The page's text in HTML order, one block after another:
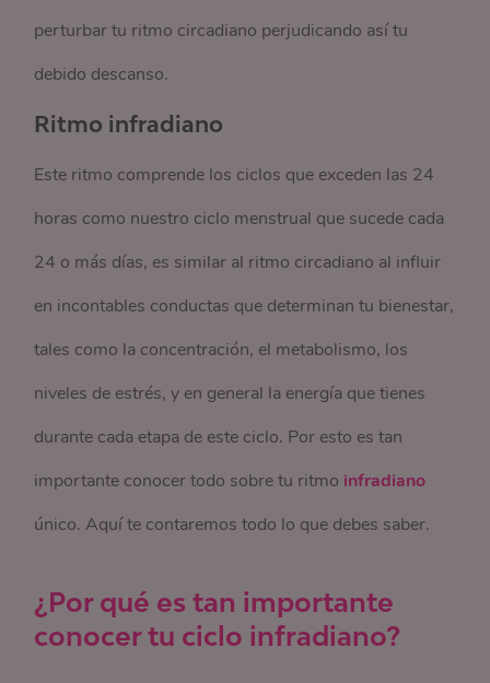
perturbar tu ritmo circadiano perjudicando así tu
debido descanso.
Ritmo infradiano
Este ritmo comprende los ciclos que exceden las 24
horas como nuestro ciclo menstrual que sucede cada
24 o más días, es similar al ritmo circadiano al influir
en incontables conductas que determinan tu bienestar,
tales como la concentración, el metabolismo, los
niveles de estrés, y en general la energía que tienes
durante cada etapa de este ciclo. Por esto es tan
importante conocer todo sobre tu ritmo infradiano
único. Aquí te contaremos todo lo que debes saber.
¿Por qué es tan importante
conocer tu ciclo infradiano?